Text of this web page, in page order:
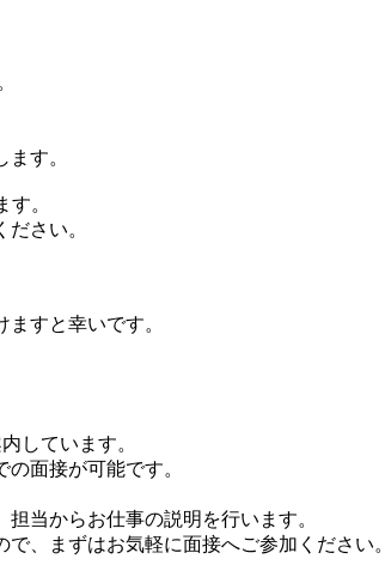
す。
。
さい。
すと幸いです。
しています。
面接が可能です。
当からお仕事の説明を行います。
、まずはお気軽に面接へご参加ください。